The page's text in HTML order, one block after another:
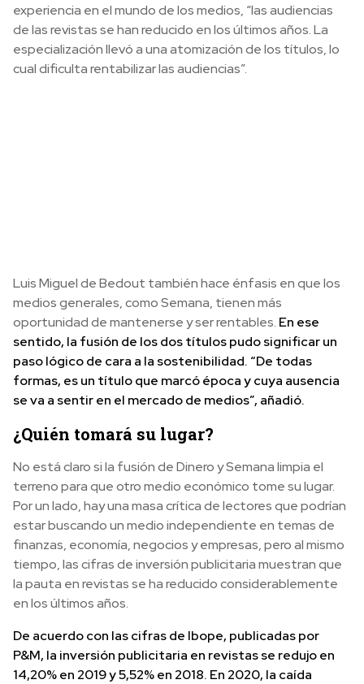
experiencia en el mundo de los medios, “las audiencias
de las revistas se han reducido en los últimos años. La
especialización llevó a una atomización de los títulos, lo
cual dificulta rentabilizar las audiencias”.
Luis Miguel de Bedout también hace énfasis en que los
medios generales, como Semana, tienen más
oportunidad de mantenerse y ser rentables. En ese
sentido, la fusión de los dos títulos pudo significar un
paso lógico de cara a la sostenibilidad. “De todas
formas, es un título que marcó época y cuya ausencia
se va a sentir en el mercado de medios”, añadió.
¿Quién tomará su lugar?
No está claro si la fusión de Dinero y Semana limpia el
terreno para que otro medio económico tome su lugar.
Por un lado, hay una masa crítica de lectores que podrían
estar buscando un medio independiente en temas de
finanzas, economía, negocios y empresas, pero al mismo
tiempo, las cifras de inversión publicitaria muestran que
la pauta en revistas se ha reducido considerablemente
en los últimos años.
De acuerdo con las cifras de Ibope, publicadas por
P&M, la inversión publicitaria en revistas se redujo en
14,20% en 2019 y 5,52% en 2018. En 2020, la caída